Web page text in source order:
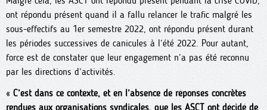
ont répondu présent quand il a fallu relancer le trafic malgré les
sous-effectifs au 1er semestre 2022, ont répondu présent durant
les périodes successives de canicules à l’été 2022. Pour autant,
force est de constater que leur engagement n’a pas été reconnu
par les directions d’activités.
« C’est dans ce contexte, et en l’absence de réponses concrètes
rendues aux organisations syndicales, que les ASCT ont décidé de